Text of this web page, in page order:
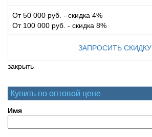
От 50 000 руб. - скидка 4%
От 100 000 руб. - скидка 8%
ЗАПРОСИТЬ СКИДКУ
закрыть
Купить по оптовой цене
Имя